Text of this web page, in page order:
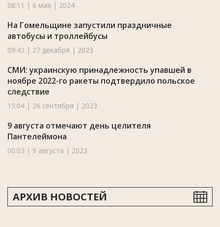
08:11 | 6 мая | 2024
На Гомельщине запустили праздничные
автобусы и троллейбусы
09:42 | 27 декабря | 2023
СМИ: украинскую принадлежность упавшей в
ноябре 2022-го ракеты подтвердило польское
следствие
15:04 | 26 сентября | 2023
9 августа отмечают день целителя
Пантелеймона
00:03 | 9 августа | 2023
АРХИВ НОВОСТЕЙ